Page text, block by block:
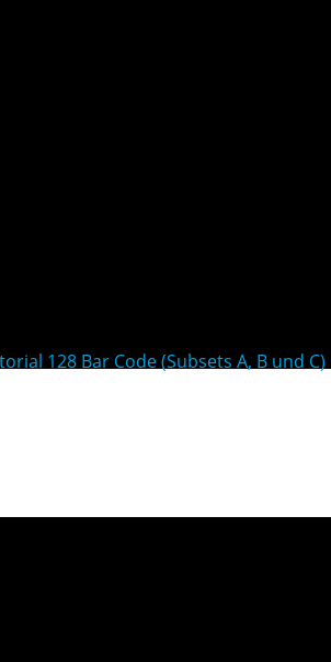
128 Bar Code (Subsets A, B und C)